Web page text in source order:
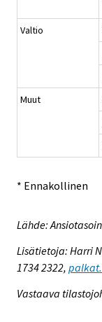
Valtio
Muut
* Ennakollinen
Lähde:
Lisätietoja: Harri
1734 2322,
Vastaava